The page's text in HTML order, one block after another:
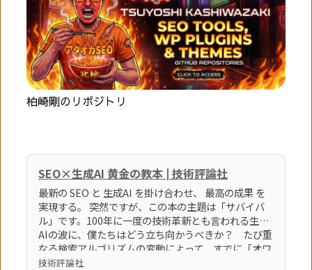
柏崎剛のリポジトリ
SEO×生成AI 黄金の教本 | 技術評論社
最新の SEO と 生成AI を掛け合わせ、 最高の成果 を
実現する。 突然ですが、この本の主題は「サバイバ
ル」です。100年に一度の技術革新とも言われる生成
AIの波に、僕たちはどう立ち向かうべきか？ たび重
なる検索アルゴリズムの変動によって、すでに「オワ
コン」とすら言われているブログやアフィリエイトサ
技術評論社